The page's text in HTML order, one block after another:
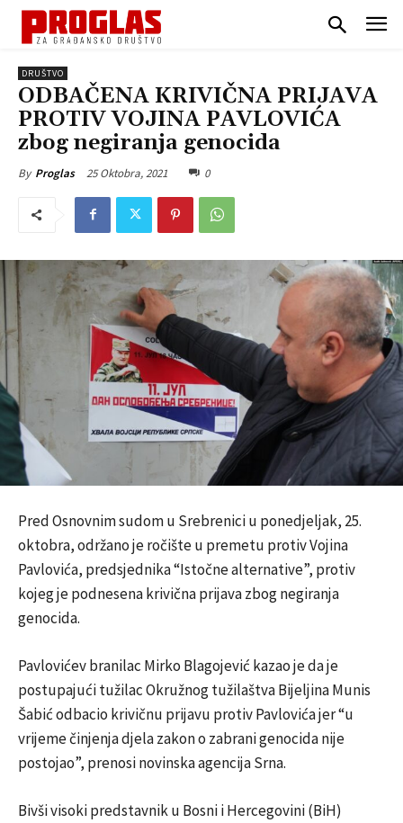
DRUŠTVO
ODBAČENA KRIVIČNA PRIJAVA
PROTIV VOJINA PAVLOVIĆA
zbog negiranja genocida
By Proglas 25 Oktobra, 2021 0
Pred Osnovnim sudom u Srebrenici u ponedjeljak, 25.
oktobra, održano je ročište u premetu protiv Vojina
Pavlovića, predsjednika “Istočne alternative”, protiv
kojeg je podnesena krivična prijava zbog negiranja
genocida.
Pavlovićev branilac Mirko Blagojević kazao je da je
postupajući tužilac Okružnog tužilaštva Bijeljina Munis
Šabić odbacio krivičnu prijavu protiv Pavlovića jer “u
vrijeme činjenja djela zakon o zabrani genocida nije
postojao”, prenosi novinska agencija Srna.
Bivši visoki predstavnik u Bosni i Hercegovini (BiH)